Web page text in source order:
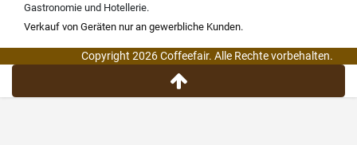
Gastronomie und Hotellerie.
Verkauf von Geräten nur an gewerbliche Kunden.
Copyright 2026 Coffeefair. Alle Rechte vorbehalten.